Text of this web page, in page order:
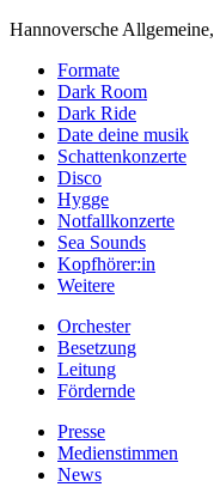
Hannoversche
Formate
Dark Room
Dark Ride
Date deine musik
Schattenkonzerte
Disco
Hygge
Notfallkonzerte
Sea Sounds
Kopfhörer:in
Weitere
Orchester
Besetzung
Leitung
Fördernde
Presse
Medienstimmen
News